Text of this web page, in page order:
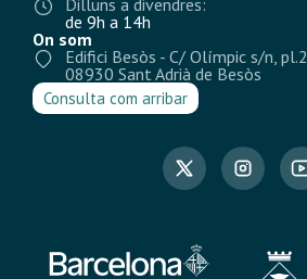
Dilluns a divendres:
de 9h a 14h
On som
Edifici Besòs - C/ Olímpic s/n, pl.2
08930 Sant Adrià de Besòs
Consulta com arribar